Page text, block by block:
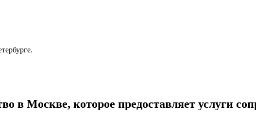
в Москве, которое предоставляет услуги